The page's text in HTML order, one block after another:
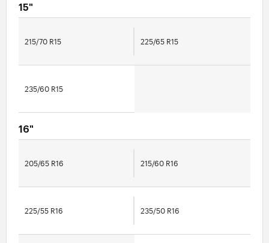
15"
215/70 R15 225/65 R15
235/60 R15
16"
205/65 R16 215/60 R16
225/55 R16 235/50 R16